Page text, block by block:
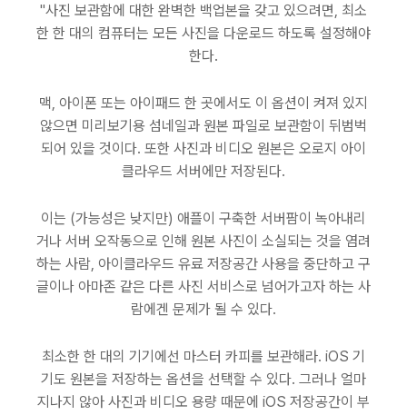
"사진 보관함에 대한 완벽한 백업본을 갖고 있으려면, 최소
한 한 대의 컴퓨터는 모든 사진을 다운로드 하도록 설정해야
한다.
맥, 아이폰 또는 아이패드 한 곳에서도 이 옵션이 켜져 있지
않으면 미리보기용 섬네일과 원본 파일로 보관함이 뒤범벅
되어 있을 것이다. 또한 사진과 비디오 원본은 오로지 아이
클라우드 서버에만 저장된다.
이는 (가능성은 낮지만) 애플이 구축한 서버팜이 녹아내리
거나 서버 오작동으로 인해 원본 사진이 소실되는 것을 염려
하는 사람, 아이클라우드 유료 저장공간 사용을 중단하고 구
글이나 아마존 같은 다른 사진 서비스로 넘어가고자 하는 사
람에겐 문제가 될 수 있다.
최소한 한 대의 기기에선 마스터 카피를 보관해라. iOS 기
기도 원본을 저장하는 옵션을 선택할 수 있다. 그러나 얼마
지나지 않아 사진과 비디오 용량 때문에 iOS 저장공간이 부